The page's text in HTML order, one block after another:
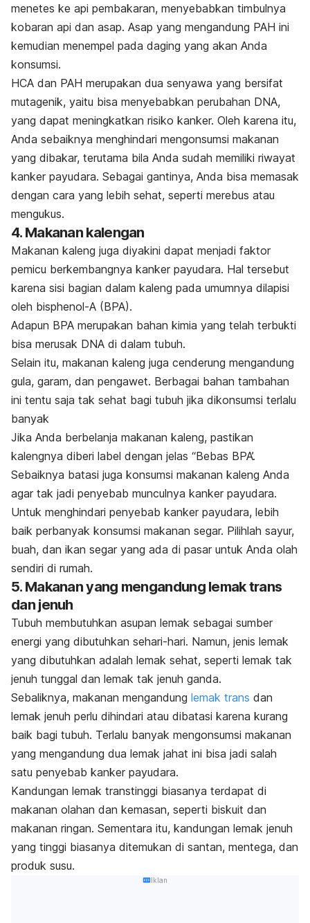
menetes ke api pembakaran, menyebabkan timbulnya
kobaran api dan asap. Asap yang mengandung PAH ini
kemudian menempel pada daging yang akan Anda
konsumsi.
HCA dan PAH merupakan dua senyawa yang bersifat
mutagenik, yaitu bisa menyebabkan perubahan DNA,
yang dapat meningkatkan risiko kanker. Oleh karena itu,
Anda sebaiknya menghindari mengonsumsi makanan
yang dibakar, terutama bila Anda sudah memiliki riwayat
kanker payudara. Sebagai gantinya, Anda bisa memasak
dengan cara yang lebih sehat, seperti merebus atau
mengukus.
4. Makanan kalengan
Makanan kaleng juga diyakini dapat menjadi faktor
pemicu berkembangnya kanker payudara. Hal tersebut
karena sisi bagian dalam kaleng pada umumnya dilapisi
oleh bisphenol-A (BPA).
Adapun BPA merupakan bahan kimia yang telah terbukti
bisa merusak DNA di dalam tubuh.
Selain itu, makanan kaleng juga cenderung mengandung
gula, garam, dan pengawet. Berbagai bahan tambahan
ini tentu saja tak sehat bagi tubuh jika dikonsumsi terlalu
banyak
Jika Anda berbelanja makanan kaleng, pastikan
kalengnya diberi label dengan jelas “Bebas BPA’.
Sebaiknya batasi juga konsumsi makanan kaleng Anda
agar tak jadi penyebab munculnya kanker payudara.
Untuk menghindari penyebab kanker payudara, lebih
baik perbanyak konsumsi makanan segar. Pilihlah sayur,
buah, dan ikan segar yang ada di pasar untuk Anda olah
sendiri di rumah.
5. Makanan yang mengandung lemak trans
dan jenuh
Tubuh membutuhkan asupan lemak sebagai sumber
energi yang dibutuhkan sehari-hari. Namun, jenis lemak
yang dibutuhkan adalah lemak sehat, seperti lemak tak
jenuh tunggal dan lemak tak jenuh ganda.
Sebaliknya, makanan mengandung lemak trans dan
lemak jenuh perlu dihindari atau dibatasi karena kurang
baik bagi tubuh. Terlalu banyak mengonsumsi makanan
yang mengandung dua lemak jahat ini bisa jadi salah
satu penyebab kanker payudara.
Kandungan lemak transtinggi biasanya terdapat di
makanan olahan dan kemasan, seperti biskuit dan
makanan ringan. Sementara itu, kandungan lemak jenuh
yang tinggi biasanya ditemukan di santan, mentega, dan
produk susu.
Iklan